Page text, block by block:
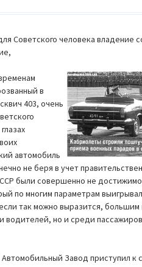
Советского человека владение
в
403, очень
автомобиль
не беря в учет
были совершенно не
по многим параметрам
так можно выразится,
водителей, но и среди
Завод приступил к